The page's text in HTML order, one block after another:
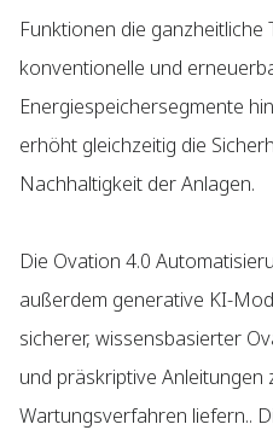
Funktionen die ganzheitliche
konventionelle und
Energiespeichersegmente
erhöht gleichzeitig die
Nachhaltigkeit der Anlagen.
Die Ovation 4.0
außerdem generative KI-
sicherer, wissensbasierter
und präskriptive Anleitungen
Wartungsverfahren liefern..